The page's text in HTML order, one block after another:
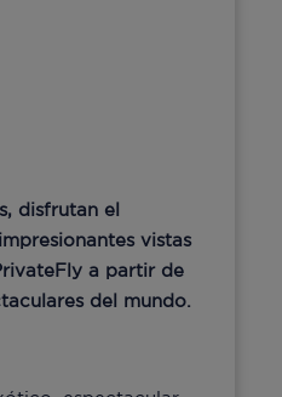
disfrutan el
vistas
a partir de
del mundo.